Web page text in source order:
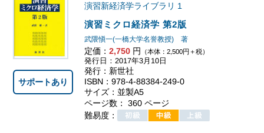
演習ミクロ経済学 第2版
演習新経済学ライブラリ 1
武隈愼一(一橋大学名誉教授) 著
定価： 2,750円 （本体：2,500円＋税）
発行日：2017年3月10日
発行：新世社
ISBN：978-4-88384-249-0
サイズ：並製A5
ページ数： 360 ページ
難易度：
サポートあり